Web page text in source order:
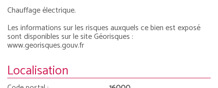
Chauffage électrique.
Les informations sur les risques auxquels ce bien est exposé
sont disponibles sur le site Géorisques :
www.georisques.gouv.fr
Localisation